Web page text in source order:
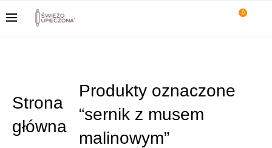
0
Strona
główna
Produkty oznaczone
“sernik z musem
malinowym”